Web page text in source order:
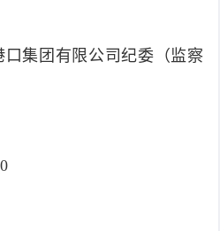
集团有限公司纪委（监察